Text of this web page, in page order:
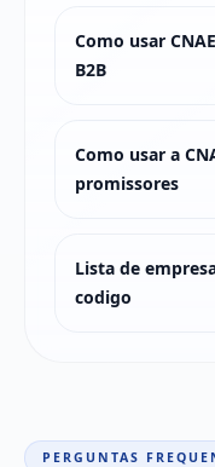
Como usar
B2B
Como usar a
promissores
Lista de
codigo
PERGUNTAS